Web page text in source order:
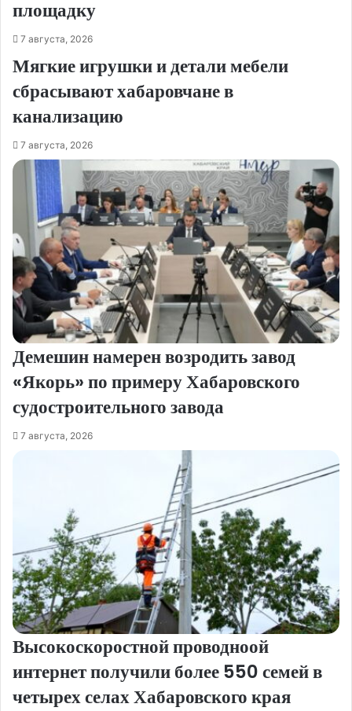
площадку
7 августа, 2026
Мягкие игрушки и детали мебели
сбрасывают хабаровчане в
канализацию
7 августа, 2026
Демешин намерен возродить завод
«Якорь» по примеру Хабаровского
судостроительного завода
7 августа, 2026
Высокоскоростной проводноой
интернет получили более 550 семей в
четырех селах Хабаровского края